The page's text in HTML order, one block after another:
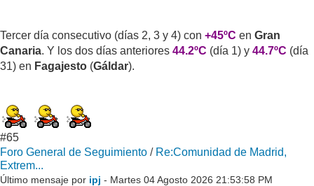
Tercer día consecutivo (días 2, 3 y 4) con +45ºC en Gran
Canaria. Y los dos días anteriores 44.2ºC (día 1) y 44.7ºC (día
31) en Fagajesto (Gáldar).
#65
Foro General de Seguimiento / Re:Comunidad de Madrid,
Extrem...
Último mensaje por ipj - Martes 04 Agosto 2026 21:53:58 PM